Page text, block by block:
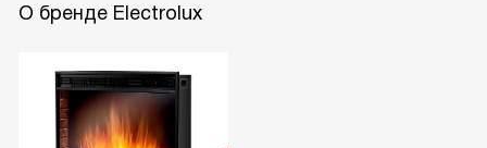
О бренде Electrolux